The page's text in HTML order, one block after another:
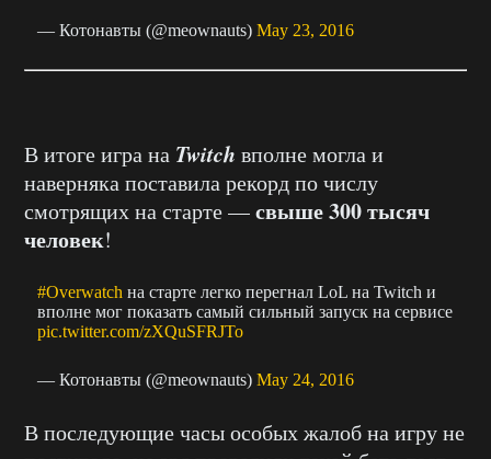
— Котонавты (@meownauts)May 23, 2016
В итоге игра на Twitch вполне могла и
наверняка поставила рекорд по числу
смотрящих на старте —свыше 300 тысяч
человек!
#Overwatch на старте легко перегнал LoL на Twitch и
вполне мог показать самый сильный запуск на сервисе
pic.twitter.com/zXQuSFRJTo
— Котонавты (@meownauts)May 24, 2016
В последующие часы особых жалоб на игру не